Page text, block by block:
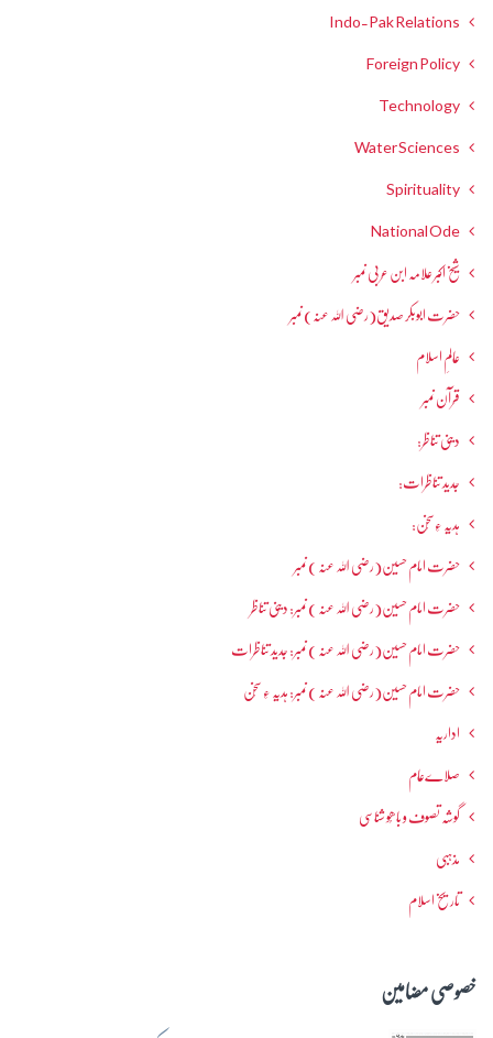
Indo-Pak Relations
Foreign Policy
Technology
Water Sciences
Spirituality
National Ode
شیخ اکبر علامہ ابن عربی نمبر
حضرت ابوبکر صدیق(رضی اللہ عنہ) نمبر
عالمِ اسلام
قرآن نمبر
دینی تناظر:
جدید تناظرات:
ہدیہ ءِسُخن:
حضرت امام حسین(رضی اللہ عنہ ) نمبر
حضرت امام حسین(رضی اللہ عنہ ) نمبر: دینی تناظر
حضرت امام حسین(رضی اللہ عنہ ) نمبر: جدید تناظرات
حضرت امام حسین(رضی اللہ عنہ ) نمبر: ہدیہ ءِ سُخن
اداریہ
صلاےعام
گوشہ تصوف و باھُو شناسی
مذہبی
تاریخ اسلام
خصوصی مضامین